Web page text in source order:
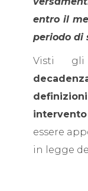
entro il
periodo di
Visti
essere
in legge